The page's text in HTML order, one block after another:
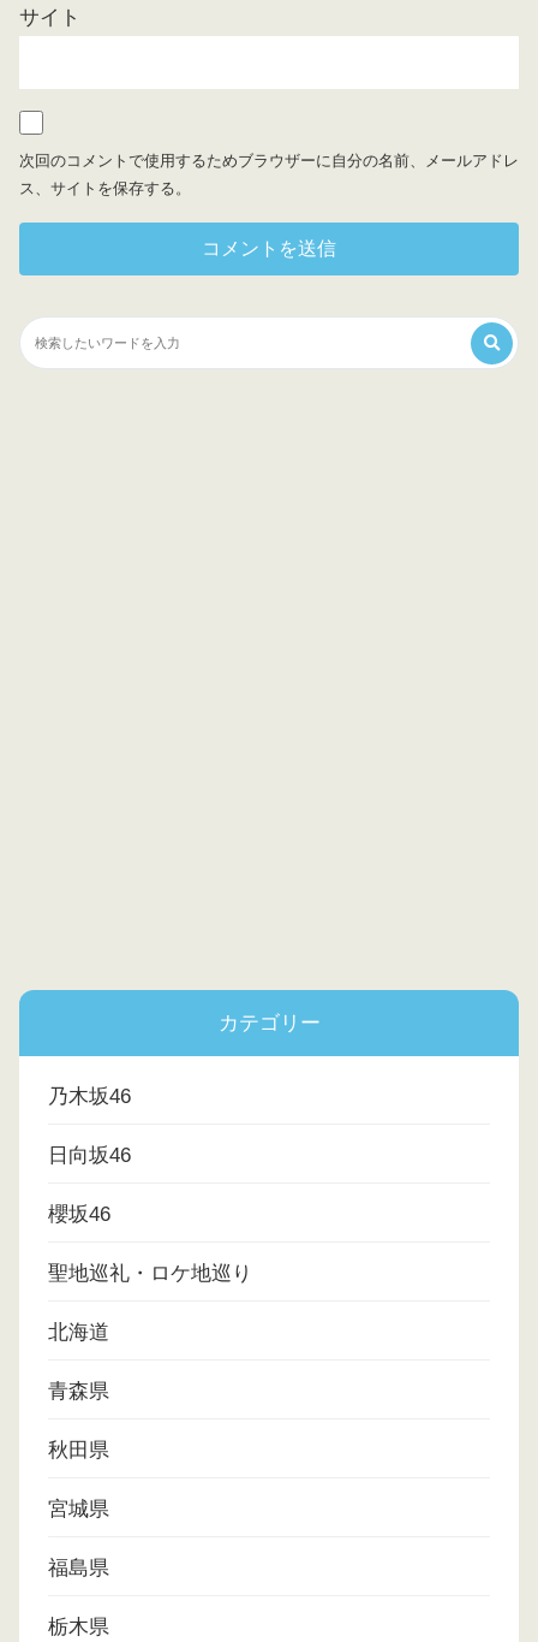
サイト
次回のコメントで使用するためブラウザーに自分の名前、メールアドレ
ス、サイトを保存する。
カテゴリー
乃木坂46
日向坂46
櫻坂46
聖地巡礼・ロケ地巡り
北海道
青森県
秋田県
宮城県
福島県
栃木県